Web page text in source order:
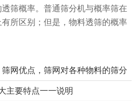
筛概率。普通筛分机与概率筛在
所区别；但是，物料透筛的概率
网优点，筛网对各种物料的筛分
主要特点一一说明